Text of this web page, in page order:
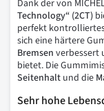
Dank der von
Technology“ (2CT)
perfekt
sich eine härtere
Bremsen verbessert
bietet. Die
Seitenhalt und die
Sehr hohe